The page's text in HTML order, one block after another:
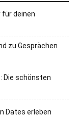
für deinen
zu Gesprächen
Die schönsten
Dates erleben